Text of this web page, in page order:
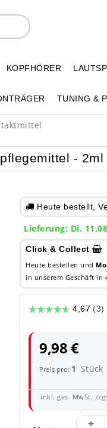
KOPFHÖRER
TUNING &
- 2ml
Heute bestellt,
Lieferung: Di.
Click & Collect
Heute bestellen und
in unserem Geschäft in
9,98 €
Preis pro: 1 Stück
inkl. ges. MwSt.